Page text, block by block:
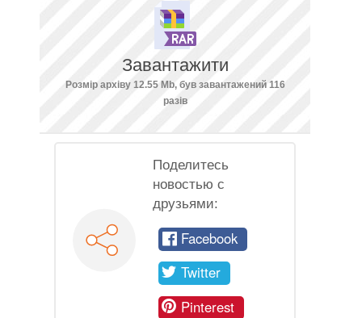
Завантажити
Розмір архіву 12.55 Mb, був завантажений 116
разів
Поделитесь
новостью с
друзьями:
Facebook
Twitter
Pinterest